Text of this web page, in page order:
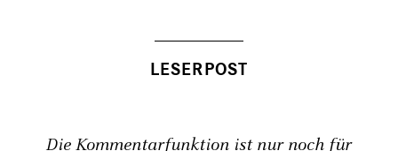
Die Kommentarfunktion ist nur noch für